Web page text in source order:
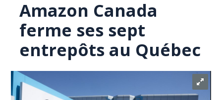
Amazon Canada
ferme ses sept
entrepôts au Québec